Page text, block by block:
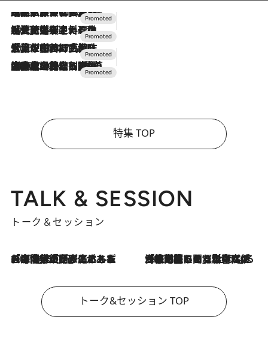
2026.7.31
【ホテル帰省】という選択肢をOMOが提案。家族とほどよい距離を保つには「昼は実家、夜は気兼ねなくホテルで！」
2026.7.24
【夏限定ディナーコース】旬を迎える稚鮎や花ズッキーニなどをイタリア・トスカーナの郷土料理の手法で満喫！
2026.7.17
「土佐和ハーブかき氷」がOMO7高知に登場！生姜、山椒、大葉など目にも舌にも涼を呼ぶ郷土の味
2026.7.10
NEW OPEN！【界 草津】名湯の地に誕生。趣の異なる2種の温泉と上州ならではの会席・蕎麦割烹など美食を味わう究極の癒やし旅
特集 TOP
TALK & SESSION
トーク＆セッション
2026.8.3
「今後値上げがあるとすれば…」「リスクがあるのは今年の冬」エネルギー専門家が語る、ホルムズ海峡封鎖が家庭にもたらす“ある心配” 2026.8.3
「住宅建てられない…」「サーチャージ料の高値が続いている」ホルムズ海峡封鎖による影響はいつまで続く？《エネルギー専門家に聞く“どうなる日本の暮らし”》
トーク&セッション TOP